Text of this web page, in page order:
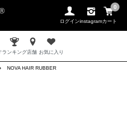
ログインinstagram
0
カート
ランキング店舗 お気に入り
NOVA HAIR RUBBER